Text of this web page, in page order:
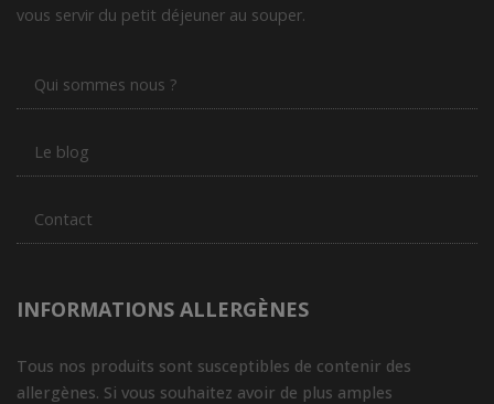
vous servir du petit déjeuner au souper.
Qui sommes nous ?
Le blog
Contact
INFORMATIONS ALLERGÈNES
Tous nos produits sont susceptibles de contenir des
allergènes. Si vous souhaitez avoir de plus amples